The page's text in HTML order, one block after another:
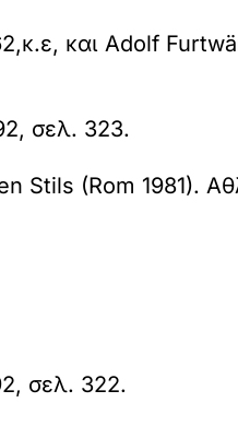
και Adolf
σελ. 323.
(Rom 1981).
σελ. 322.